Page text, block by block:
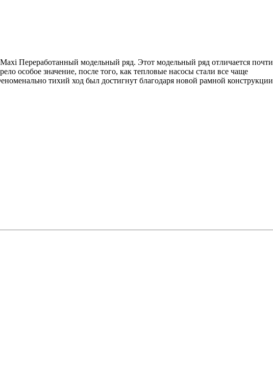
Переработанный модельный ряд. Этот модельный ряд отличается почти
особое значение, после того, как тепловые насосы стали все чаще
тихий ход был достигнут благодаря новой рамной конструкции